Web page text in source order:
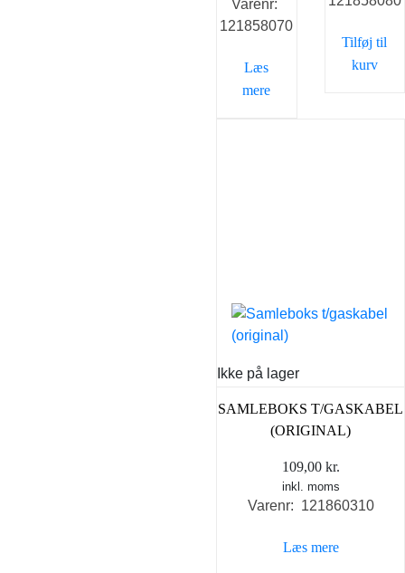
pris
var:
er:
Varenr:
121858070
Læs
mere
var:
er:
Tilføj til
kurv
Ikke på lager
SAMLEBOKS T/GASKABEL
(ORIGINAL)
109,00 kr.
inkl. moms
Varenr: 121860310
Læs mere